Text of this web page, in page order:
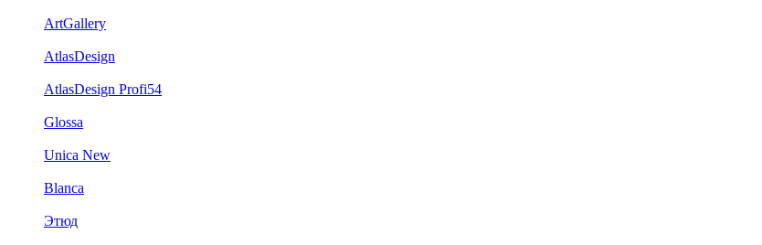
ArtGallery
AtlasDesign
AtlasDesign Profi54
Glossa
Unica New
Blanca
Этюд